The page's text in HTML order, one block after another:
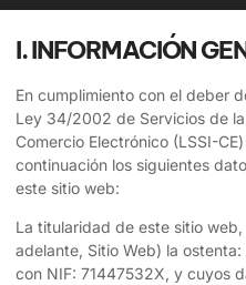
I. INFORMACIÓN
En cumplimiento con el deber
Ley 34/2002 de Servicios de
Comercio Electrónico (LSSI-
continuación los siguientes
este sitio web:
La titularidad de este sitio web,
adelante, Sitio Web) la ostenta:
con NIF: 71447532X, y cuyos